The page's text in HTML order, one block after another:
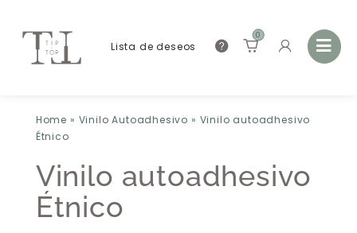
Lista de deseos
0
Home » Vinilo Autoadhesivo » Vinilo autoadhesivo
Étnico
Vinilo autoadhesivo
Étnico